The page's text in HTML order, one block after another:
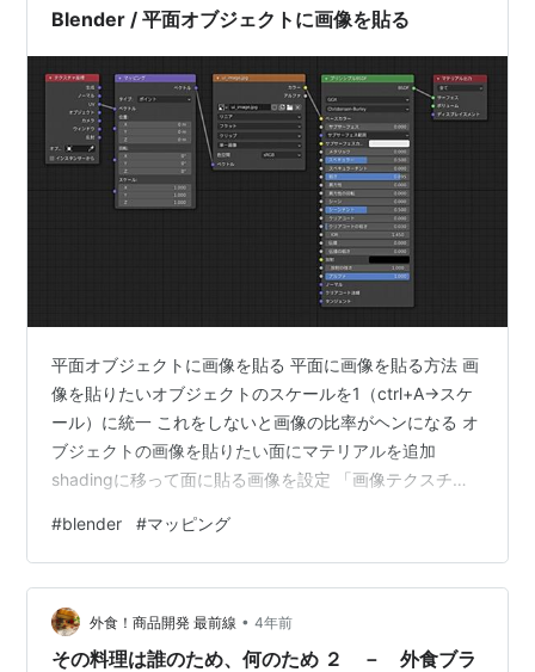
もう少し数値化してくれるといいのだが，と思ってい
Blender / 平面オブジェクトに画像を貼る
平面オブジェクトに画像を貼る 平面に画像を貼る方法 画
像を貼りたいオブジェクトのスケールを1（ctrl+A→スケ
ール）に統一 これをしないと画像の比率がヘンになる オ
ブジェクトの画像を貼りたい面にマテリアルを追加
shadingに移って面に貼る画像を設定 「画像テクスチ
を下記のように繋ぎ、画像テクスチャで画像を選択 UV
Editingタブから画像の位置や向きを調整
#blender #マッピング
外食！商品開発 最前線 • 4年前
その料理は誰のため、何のため ２ － 外食ブラ